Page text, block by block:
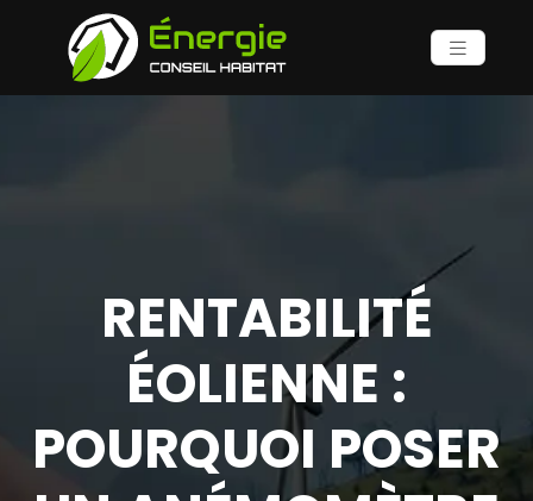
RENTABILITÉ
ÉOLIENNE :
POURQUOI POSER